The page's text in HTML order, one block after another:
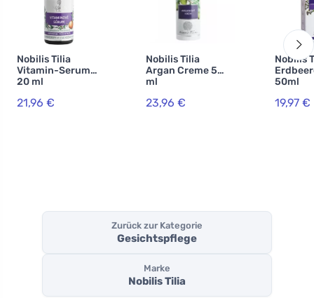
Nobilis Tilia
Vitamin-Serum
20 ml
21,96 €
Nobilis Tilia
Argan Creme 50
ml
23,96 €
Nobilis
50ml
19,97 €
Zurück zur Kategorie
Gesichtspflege
Marke
Nobilis Tilia